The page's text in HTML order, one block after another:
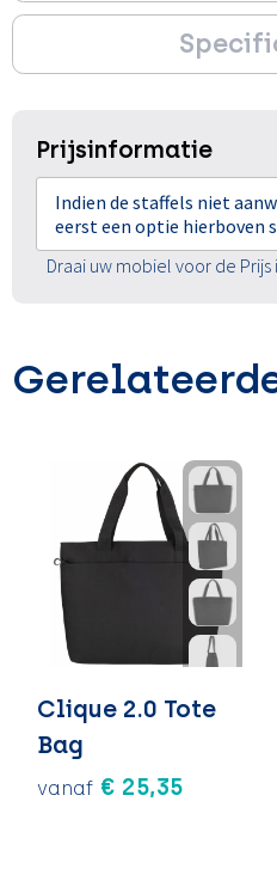
Prijsinformatie
Indien de staffels niet
eerst een optie hierboven
Draai uw mobiel voor de
Clique 2.0 Tote
Bag
vanaf € 25,35